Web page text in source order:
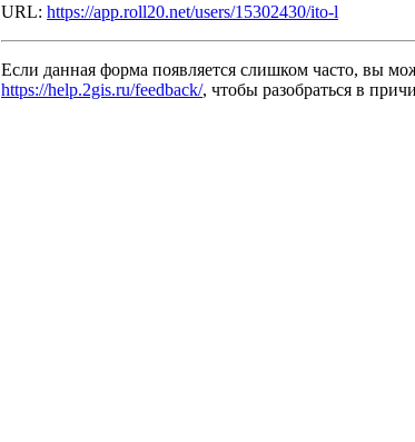
URL: https://app.roll20.net/users/15302430/ito-l
Если данная форма появляется слишком часто, вы
https://help.2gis.ru/feedback/, чтобы разобраться в